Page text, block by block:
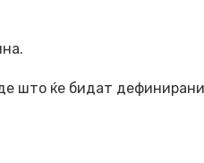
што ќе бидат дефинирани